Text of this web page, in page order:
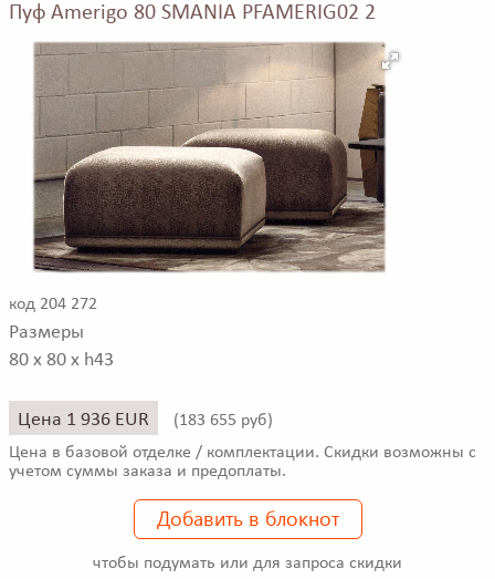
Пуф Amerigo 80 SMANIA PFAMERIG02 2
код 204 272
Размеры
80 x 80 x h43
Цена 1 936 EUR (183 655 руб)
Цена в базовой отделке / комплектации. Скидки возможны с
учетом суммы заказа и предоплаты.
Добавить в блокнот
чтобы подумать или для запроса скидки